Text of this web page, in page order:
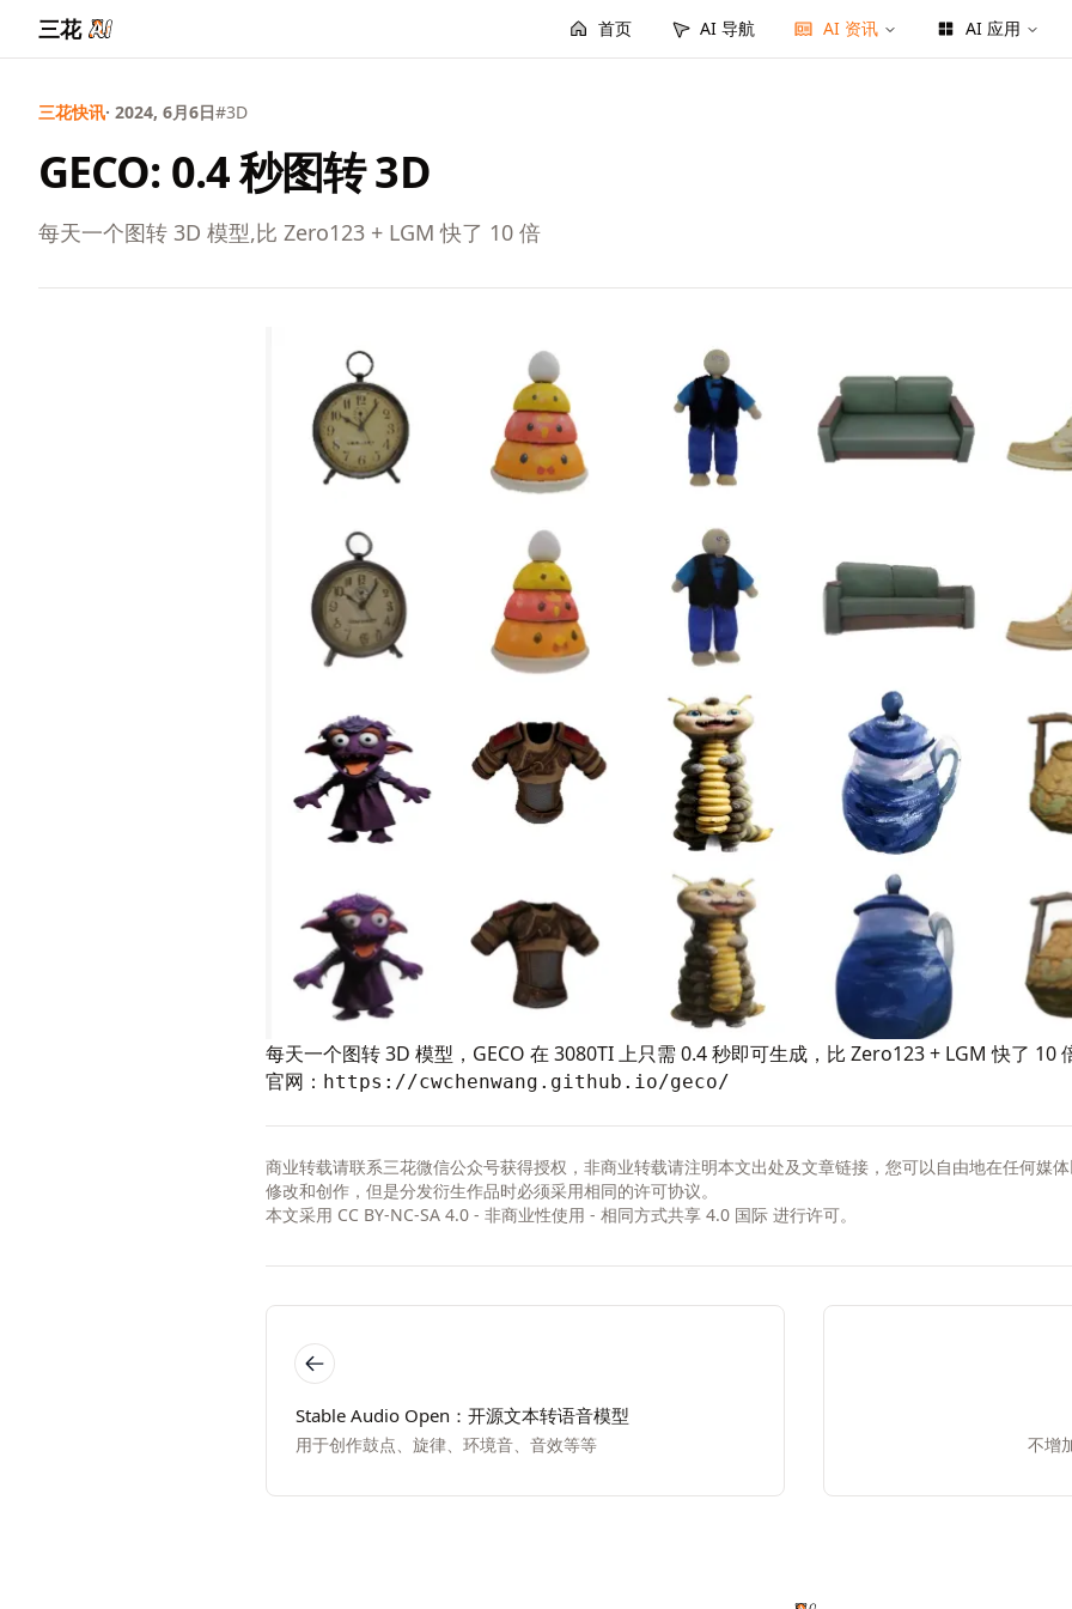
三花 首页 AI 导航 AI 资讯 AI 应用
三花快讯· 2024, 6月6日#3D
GECO: 0.4 秒图转 3D
每天一个图转 3D 模型,比 Zero123 + LGM 快了 10 倍
每天一个图转 3D 模型，GECO 在 3080TI 上只需 0.4 秒即可生成，比 Zero123 + LGM 快了 10
官网： https://cwchenwang.github.io/geco/
商业转载请联系三花微信公众号获得授权，非商业转载请注明本文出处及文章链接，您可以自由地在任何媒
修改和创作，但是分发衍生作品时必须采用相同的许可协议。
本文采用 CC BY-NC-SA 4.0 - 非商业性使用 - 相同方式共享 4.0 国际进行许可。
Stable Audio Open：开源文本转语音模型
用于创作鼓点、旋律、环境音、音效等等 不增